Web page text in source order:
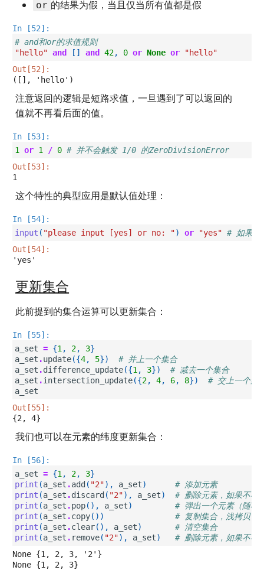
or 的结果为假，当且仅当所有值都是假
In [52]:
# and和or的求值规则
"hello" and [] and 42, 0 or None or
"hello"
Out[52]:
([], 'hello')
注意返回的逻辑是短路求值，一旦遇到了可以返回的
值就不再看后面的值。
In [53]:
1
or 1 / 0 # 并不会触发 1/0 的ZeroDivisionError
Out[53]:
1
这个特性的典型应用是默认值处理：
In [54]:
input ( "please input [yes] or no: ") or "yes" # 如果用
Out[54]:
'yes'
更新集合
此前提到的集合运算可以更新集合：
In [55]:
a_set = {1 , 2, 3}
a_set .update({4, 5})
# 并上一个集合
a_set .difference_update({1 , 3})
# 减去一个集合
a_set .intersection_update({2, 4, 6, 8})
# 交上一个集
a_set
Out[55]:
{2, 4}
我们也可以在元素的纬度更新集合：
In [56]:
a_set = {1 , 2, 3}
print (a_set .add ( "2"), a_set)
# 添加元素
print (a_set .discard ( "2"), a_set)
# 删除元素，如果不存
print (a_set .pop(), a_set)
# 弹出一个元素（随机
print (a_set .copy())
# 复制集合，浅拷贝
print (a_set .clear(), a_set)
# 清空集合
print (a_set . remove( "2"), a_set)
# 删除元素，如果不存
None {1, 2, 3, '2'}
None {1, 2, 3}